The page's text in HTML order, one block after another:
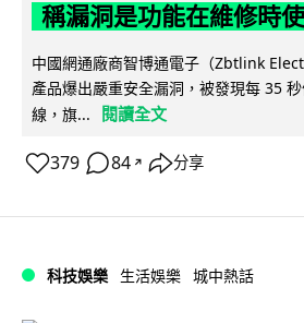
稱漏洞是功能在維修時
中國網通廠商智博通電子（Zbtlink
產品爆出嚴重安全漏洞，被發現每 35
線，旗...
閱讀全文
379 84 ↗ 分享
科技娛樂 生活娛樂 城中熱話